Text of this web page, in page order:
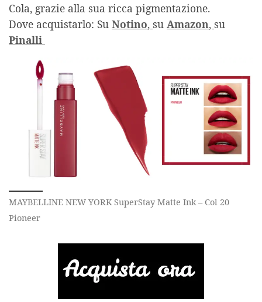
Cola, grazie alla sua ricca pigmentazione.
Dove acquistarlo: Su Notino, su Amazon, su
Pinalli
MAYBELLINE NEW YORK SuperStay Matte Ink – Col 20
Pioneer